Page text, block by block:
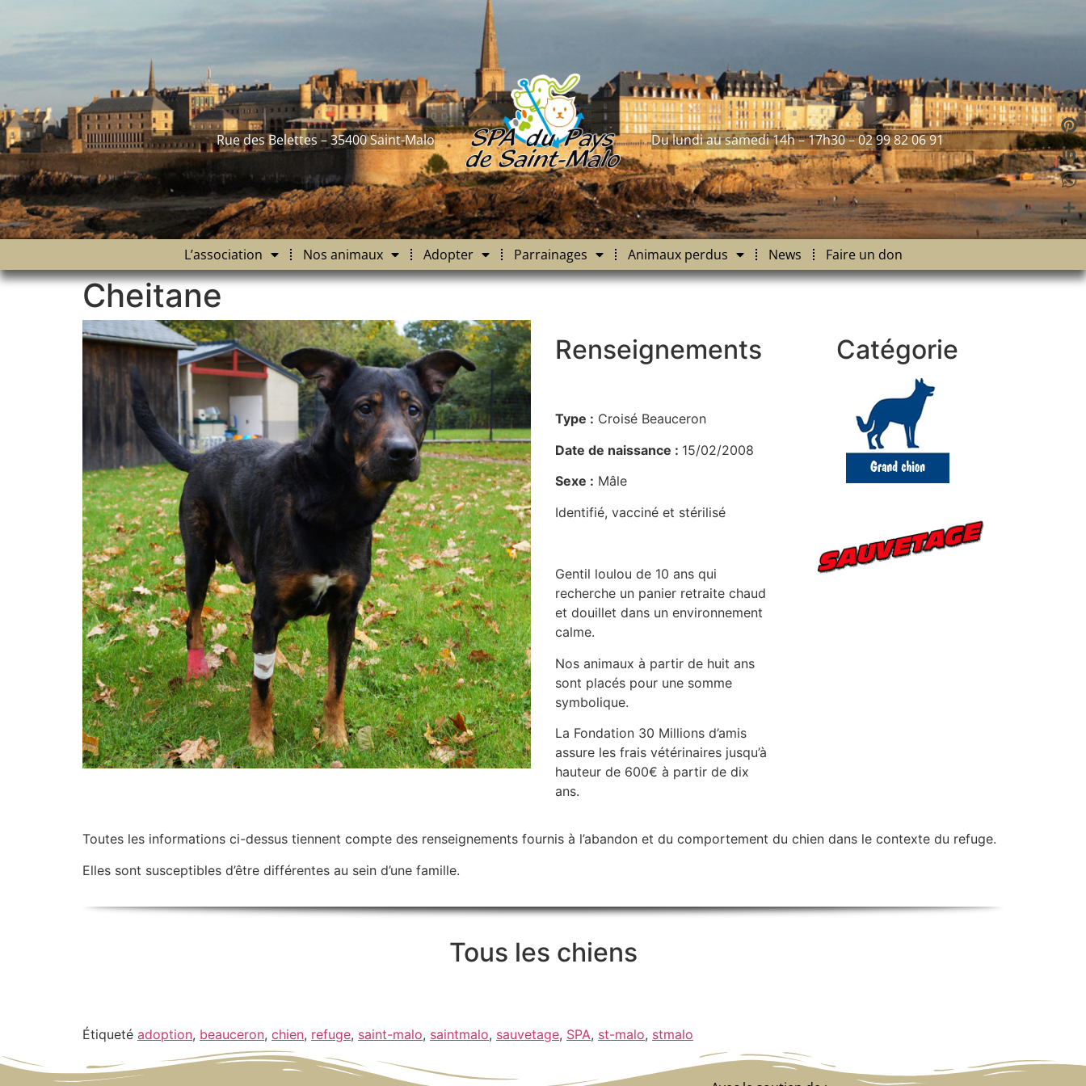
Rue des Belettes – 35400 Saint-Malo Du lundi au samedi 14h – 17h30 – 02 99 82 06 91
L’association Nos animaux Adopter Parrainages Animaux perdus News Faire un don
Cheitane
Renseignements
Type : Croisé Beauceron
Date de naissance : 15/02/2008
Sexe : Mâle
Identifié, vacciné et stérilisé
Gentil loulou de 10 ans qui
recherche un panier retraite chaud
et douillet dans un environnement
calme.
Nos animaux à partir de huit ans
sont placés pour une somme
symbolique.
La Fondation 30 Millions d’amis
assure les frais vétérinaires jusqu’à
hauteur de 600€ à partir de dix
ans.
Catégorie
Toutes les informations ci-dessus tiennent compte des renseignements fournis à l’abandon et du comportement du chien dans le contexte du refuge.
Elles sont susceptibles d’être différentes au sein d’une famille.
Tous les chiens
Étiqueté adoption, beauceron, chien, refuge, saint-malo, saintmalo, sauvetage, SPA, st-malo, stmalo